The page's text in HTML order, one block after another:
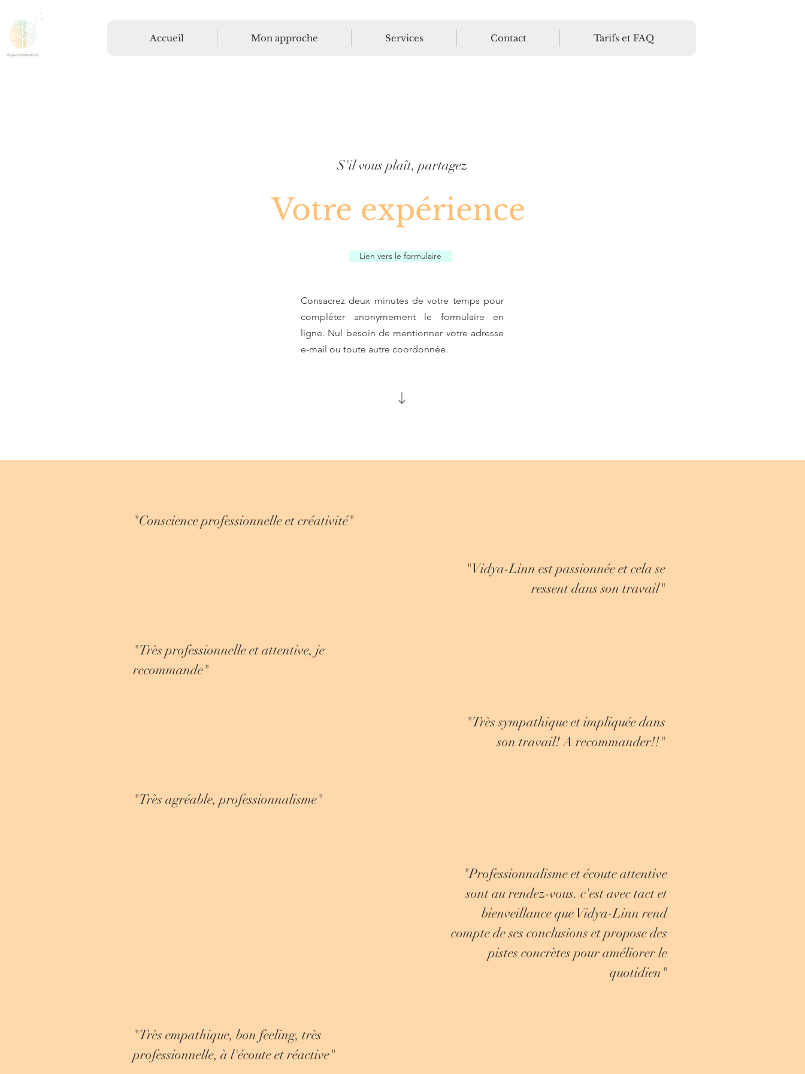
Accueil Mon approche Services Contact Tarifs et FAQ
S'il vous plaît, partagez
Votre expérience
Lien vers le formulaire
Consacrez deux minutes de votre temps pour
compléter anonymement le formulaire en
ligne. Nul besoin de mentionner votre adresse
e-mail ou toute autre coordonnée.
"Conscience professionnelle et créativité"
"Vidya-Linn est passionnée et cela se
ressent dans son travail"
"Très professionnelle et attentive, je
recommande"
"Très sympathique et impliquée dans
son travail! A recommander!!"
"Très agréable, professionnalisme"
"Professionnalisme et écoute attentive
sont au rendez-vous. c'est avec tact et
bienveillance que Vidya-Linn rend
compte de ses conclusions et propose des
pistes concrètes pour améliorer le
quotidien"
"Très empathique, bon feeling, très
professionnelle, à l'écoute et réactive"